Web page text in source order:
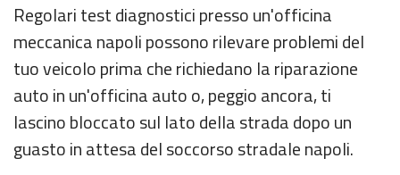
Regolari test diagnostici presso un'officina
meccanica napoli possono rilevare problemi del
tuo veicolo prima che richiedano la riparazione
auto in un'officina auto o, peggio ancora, ti
lascino bloccato sul lato della strada dopo un
guasto in attesa del soccorso stradale napoli.